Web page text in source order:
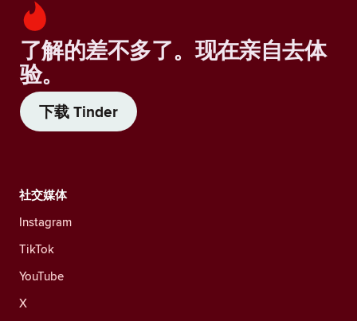
了解的差不多了。现在亲自去体
验。
下载 Tinder
社交媒体
Instagram
TikTok
YouTube
X